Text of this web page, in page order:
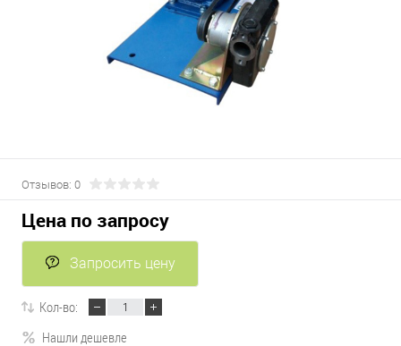
Отзывов: 0
Цена по запросу
Запросить цену
Кол-во:
Нашли дешевле